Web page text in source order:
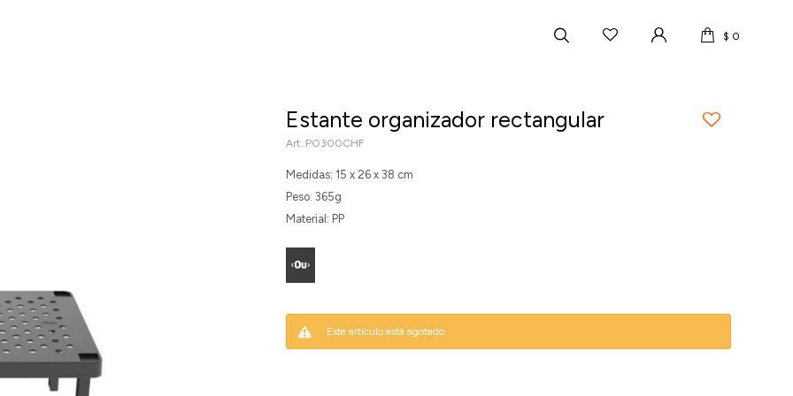
$ 0
Estante organizador rectangular
PO300CHF
Medidas: 15 x 26 x 38 cm
Peso: 365g
Material: PP
Este artículo está agotado.